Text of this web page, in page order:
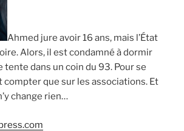
Ahmed jure avoir 16 ans, mais l’État
Alors, il est condamné à dormir
tente dans un coin du 93. Pour se
compter que sur les associations. Et
change rien…